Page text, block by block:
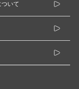
いて